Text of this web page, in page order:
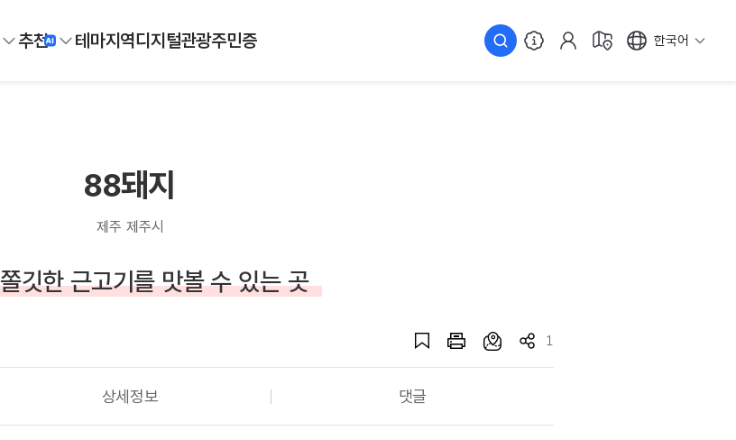
추천 테마지역디지털관광주민증 한국어
88돼지
제주 제주시
깃한 근고기를 맛볼 수 있는 곳
1
상세정보 댓글